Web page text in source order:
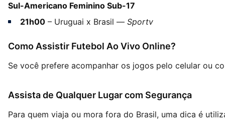
Sul-Americano Feminino Sub-17
21h00 – Uruguai x Brasil — Sportv
Como Assistir Futebol Ao Vivo Online?
Se você prefere acompanhar os jogos pelo celular ou
Assista de Qualquer Lugar com Segurança
Para quem viaja ou mora fora do Brasil, uma dica é